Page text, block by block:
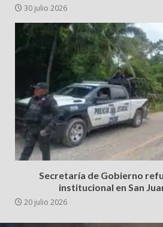
30 julio 2026
Secretaría de Gobierno
institucional en San
20 julio 2026